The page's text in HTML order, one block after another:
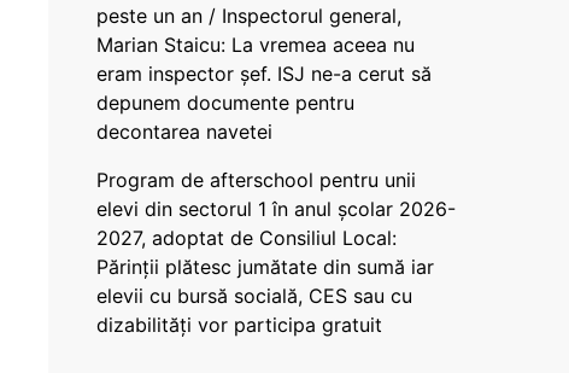
peste un an / Inspectorul general,
Marian Staicu: La vremea aceea nu
eram inspector șef. ISJ ne-a cerut să
depunem documente pentru
decontarea navetei
Program de afterschool pentru unii
elevi din sectorul 1 în anul școlar 2026-
2027, adoptat de Consiliul Local:
Părinții plătesc jumătate din sumă iar
elevii cu bursă socială, CES sau cu
dizabilităţi vor participa gratuit